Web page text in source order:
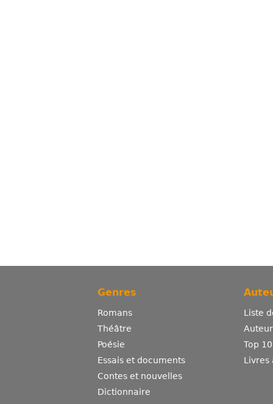
Genres
Romans
Théâtre
Poésie
Essais et documents
Contes et nouvelles
Dictionnaire
Liste
Top
Livres